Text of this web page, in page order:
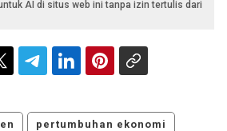
AI di situs web ini tanpa izin tertulis dari
pertumbuhan ekonomi